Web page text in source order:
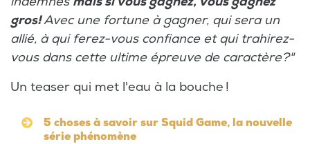
gros!Avec une fortune à gagner, qui sera un
allié, à qui ferez-vous confiance et qui trahirez-
vous dans cette ultime épreuve de caractère?"
Un teaser qui met l'eau à la bouche !
5 choses à savoir sur Squid Game, la nouvelle
série phénomène